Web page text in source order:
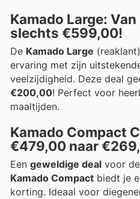
Kamado Large:
slechts €599,00!
De Kamado Large
ervaring met zijn
veelzijdigheid. Deze deal
€200,00! Perfect voor
maaltijden.
Kamado Compact
€479,00 naar
Een geweldige deal voor
Kamado Compact biedt je
korting. Ideaal voor